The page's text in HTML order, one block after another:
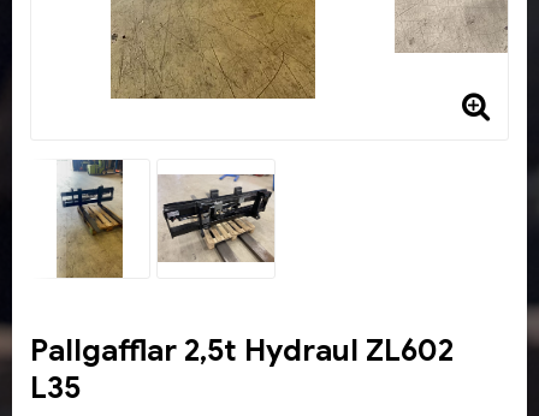
Pallgafflar 2,5t Hydraul ZL602
L35